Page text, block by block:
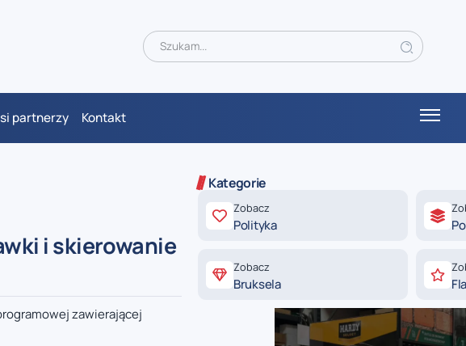
partnerzy Kontakt
i skierowanie
zawierającej
Kategorie
Zobacz
Polityka
Zobacz
Bruksela